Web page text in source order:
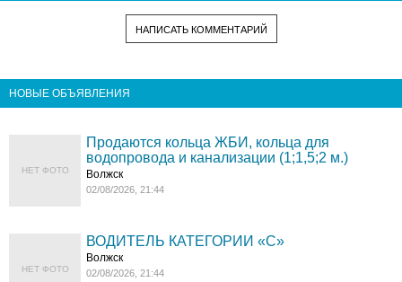
НАПИСАТЬ КОММЕНТАРИЙ
НОВЫЕ ОБЪЯВЛЕНИЯ
НЕТ ФОТО
Продаются кольца ЖБИ, кольца для
водопровода и канализации (1;1,5;2 м.)
Волжск
02/08/2026, 21:44
НЕТ ФОТО
ВОДИТЕЛЬ КАТЕГОРИИ «C»
Волжск
02/08/2026, 21:44